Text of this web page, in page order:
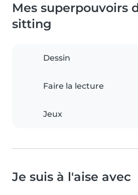
Mes superpouvoirs
sitting
Dessin
Faire la lecture
Jeux
Je suis à l'aise avec